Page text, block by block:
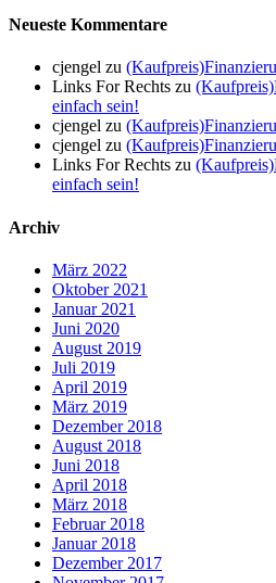
Neueste Kommentare
cjengel zu
Links For Rechts zu
einfach sein!
cjengel zu
cjengel zu
Links For Rechts zu
einfach sein!
Archiv
März 2022
Oktober 2021
Januar 2021
Juni 2020
August 2019
Juli 2019
April 2019
März 2019
Dezember 2018
August 2018
Juni 2018
April 2018
März 2018
Februar 2018
Januar 2018
Dezember 2017